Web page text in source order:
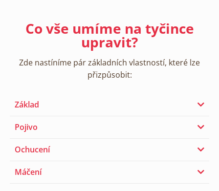
Co vše umíme na tyčince
upravit?
Zde nastíníme pár základních vlastností, které lze
přizpůsobit:
Základ
Pojivo
Ochucení
Máčení